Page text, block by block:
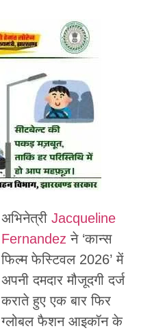
अभिनेत्री Jacqueline
Fernandezने ‘कान्स
फिल्म फेस्टिवल 2026’ में
अपनी दमदार मौजूदगी दर्ज
कराते हुए एक बार फिर
ग्लोबल फैशन आइकॉन के